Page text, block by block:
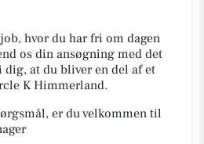
hvor du har fri om dagen
os din ansøgning med det
dig, at du bliver en del af et
K Himmerland.
er du velkommen til